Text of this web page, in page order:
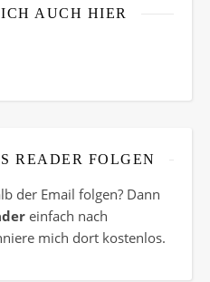
AUCH HIER
READER FOLGEN
der Email folgen? Dann
einfach nach
mich dort kostenlos.